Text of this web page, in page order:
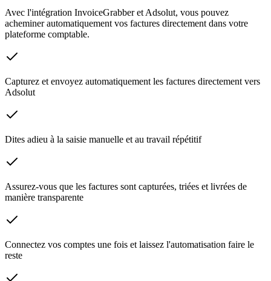
Avec l'intégration InvoiceGrabber et Adsolut, vous pouvez
acheminer automatiquement vos factures directement dans votre
plateforme comptable.
Capturez et envoyez automatiquement les factures directement vers
Adsolut
Dites adieu à la saisie manuelle et au travail répétitif
Assurez-vous que les factures sont capturées, triées et livrées de
manière transparente
Connectez vos comptes une fois et laissez l'automatisation faire le
reste